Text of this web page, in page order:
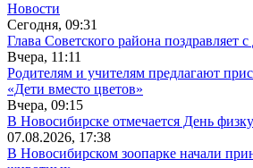
Новости
Сегодня, 09:31
Глава Советского района поздравляет
Вчера, 11:11
Родителям и учителям предлагают
«Дети вместо цветов»
Вчера, 09:15
В Новосибирске отмечается День
07.08.2026, 17:38
В Новосибирском зоопарке начали